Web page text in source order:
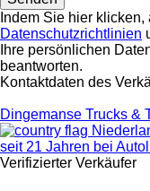
Indem Sie hier
Datenschutzrichtlinien
Ihre persönlichen
beantworten.
Kontaktdaten des
Dingemanse Trucks &
seit 21 Jahren bei
Verifizierter Verkäufer